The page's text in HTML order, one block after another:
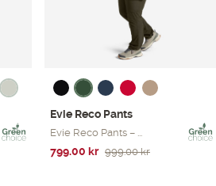
Evie Reco Pants
Evie Reco Pants – ...
999.00kr
Det
799.00 kr
Det